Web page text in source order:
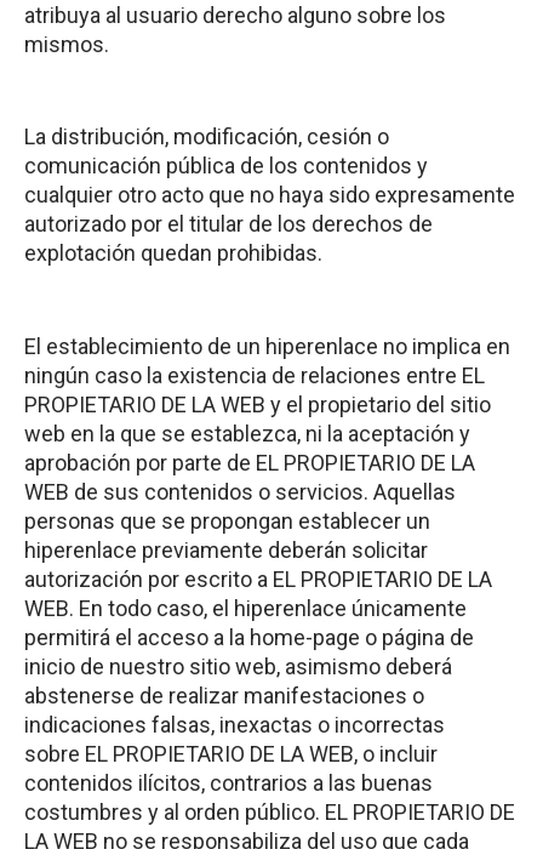
atribuya al usuario derecho alguno sobre los
mismos.
La distribución, modificación, cesión o
comunicación pública de los contenidos y
cualquier otro acto que no haya sido expresamente
autorizado por el titular de los derechos de
explotación quedan prohibidas.
El establecimiento de un hiperenlace no implica en
ningún caso la existencia de relaciones entre EL
PROPIETARIO DE LA WEB y el propietario del sitio
web en la que se establezca, ni la aceptación y
aprobación por parte de EL PROPIETARIO DE LA
WEB de sus contenidos o servicios. Aquellas
personas que se propongan establecer un
hiperenlace previamente deberán solicitar
autorización por escrito a EL PROPIETARIO DE LA
WEB. En todo caso, el hiperenlace únicamente
permitirá el acceso a la home-page o página de
inicio de nuestro sitio web, asimismo deberá
abstenerse de realizar manifestaciones o
indicaciones falsas, inexactas o incorrectas
sobre EL PROPIETARIO DE LA WEB, o incluir
contenidos ilícitos, contrarios a las buenas
costumbres y al orden público. EL PROPIETARIO DE
LA WEB no se responsabiliza del uso que cada